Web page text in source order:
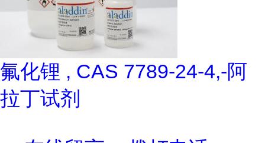
氟化锂 , CAS 7789-24-4,-阿
拉丁试剂